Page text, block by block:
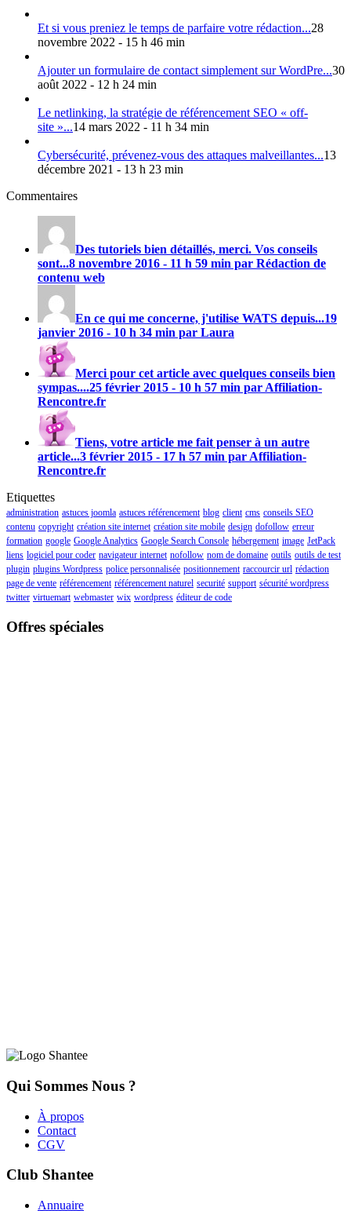
Et si vous preniez le temps de parfaire votre rédaction...28
novembre 2022 - 15 h 46 min
Ajouter un formulaire de contact simplement sur WordPre...30
août 2022 - 12 h 24 min
Le netlinking, la stratégie de référencement SEO « off-
site »...14 mars 2022 - 11 h 34 min
Cybersécurité, prévenez-vous des attaques malveillantes...13
décembre 2021 - 13 h 23 min
Commentaires
Des tutoriels bien détaillés, merci. Vos conseils
sont...8 novembre 2016 - 11 h 59 min par Rédaction de
contenu web
En ce qui me concerne, j'utilise WATS depuis...19
janvier 2016 - 10 h 34 min par Laura
Merci pour cet article avec quelques conseils bien
sympas....25 février 2015 - 10 h 57 min par Affiliation-
Rencontre.fr
Tiens, votre article me fait penser à un autre
article...3 février 2015 - 17 h 57 min par Affiliation-
Rencontre.fr
Etiquettes
administration astuces joomla astuces référencement blog client cms conseils SEO
contenu copyright création site internet création site mobile design dofollow erreur
formation google Google Analytics Google Search Console hébergement image JetPack
liens logiciel pour coder navigateur internet nofollow nom de domaine outils outils de test
plugin plugins Wordpress police personnalisée positionnement raccourcir url rédaction
page de vente référencement référencement naturel securité support sécurité wordpress
twitter virtuemart webmaster wix wordpress éditeur de code
Offres spéciales
Qui Sommes Nous ?
À propos
Contact
CGV
Club Shantee
Annuaire